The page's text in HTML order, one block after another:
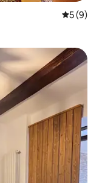
5 (9)